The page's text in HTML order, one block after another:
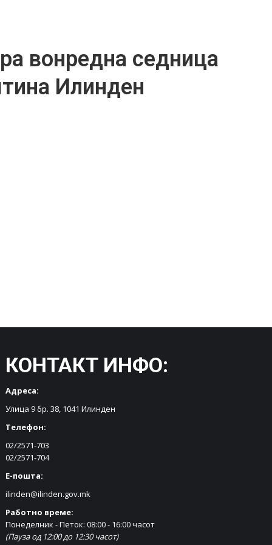
вонредна седница
Илинден
КОНТАКТ ИНФО:
Адреса:
Улица 9 бр. 38, 1041 Илинден
Телефон:
02/2571-703
02/2571-704
Е-пошта:
ilinden@ilinden.gov.mk
Работно време:
Понеделник - Петок: 08:00 - 16:00 часот
(Пауза од 12:00 до 12:30 часот)